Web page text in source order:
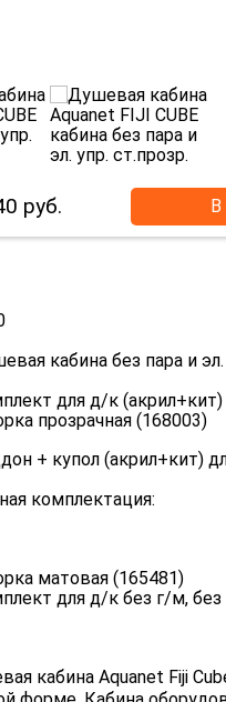
руб. В
кабина без пара и
для д/к
Шторка
+ купол
комплектация:
Шторка матовая
для д/к без г/м,
кабина Aquanet Fiji